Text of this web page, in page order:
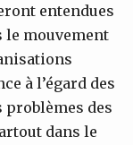
entendues
le mouvement
à l’égard des
problèmes des
dans le